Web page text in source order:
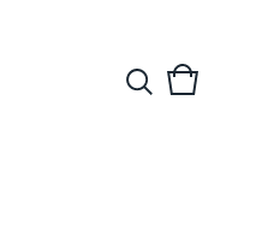
View
0